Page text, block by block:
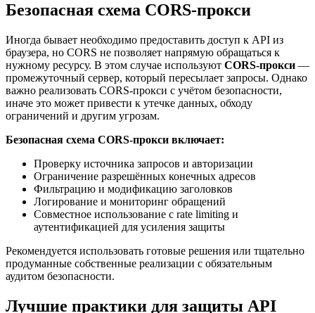
Безопасная схема CORS-прокси
Иногда бывает необходимо предоставить доступ к API из
браузера, но CORS не позволяет напрямую обращаться к
нужному ресурсу. В этом случае используют CORS-прокси —
промежуточный сервер, который пересылает запросы. Однако
важно реализовать CORS-прокси с учётом безопасности,
иначе это может привести к утечке данных, обходу
ограничений и другим угрозам.
Безопасная схема CORS-прокси включает:
Проверку источника запросов и авторизации
Ограничение разрешённых конечных адресов
Фильтрацию и модификацию заголовков
Логирование и мониторинг обращений
Совместное использование с rate limiting и
аутентификацией для усиления защиты
Рекомендуется использовать готовые решения или тщательно
продуманные собственные реализации с обязательным
аудитом безопасности.
Лучшие практики для защиты API